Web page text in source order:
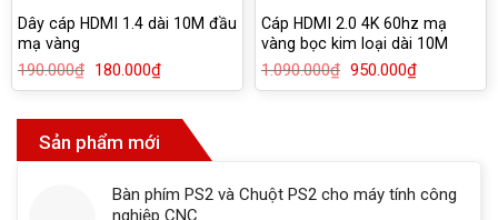
Dây cáp HDMI 1.4 dài 10M đầu
mạ vàng
190.000₫
Giá
190.000₫.
180.000₫Giá
hiện
là:
180.000₫.
Cáp HDMI 2.0 4K 60hz mạ
vàng bọc kim loại dài 10M
Ugreen 50112
1.090.000₫ Giá
950.000₫Giá
hiện
Sản phẩm mới
Bàn phím PS2 và Chuột PS2 cho máy tính công
nghiệp CNC